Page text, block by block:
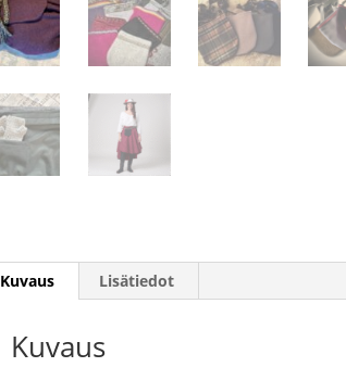
Kuvaus Lisätiedot
Kuvaus